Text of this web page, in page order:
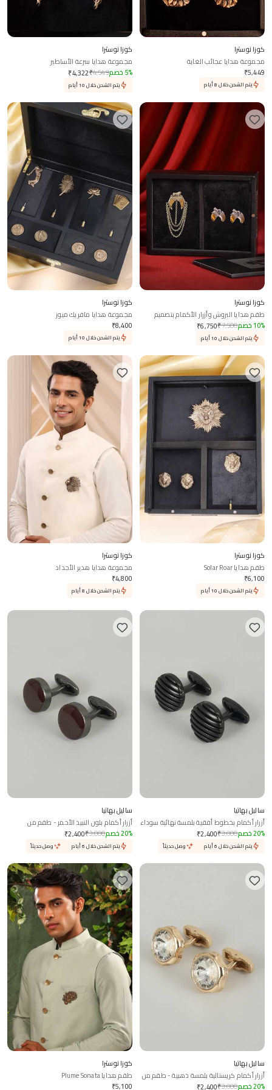
كوزا نوسترا
مجموعة هدايا عجائب الغابة
₹5,449
يتم الشحن خلال 8 أيام
كوزا نوسترا
مجموعة هدايا سرعة الأساطير
₹4,322₹4,549 5% خصم
يتم الشحن خلال 10 أيام
كوزا نوسترا
طقم هدايا البروش وأزرار الأكمام بتصميم
مخلب الأسد
₹6,750₹7,500 10% خصم
يتم الشحن خلال 10 أيام
كوزا نوسترا
مجموعة هدايا مافريك ميوز
₹8,400
يتم الشحن خلال 10 أيام
كوزا نوسترا
طقم هدايا Solar Roar
₹6,100
يتم الشحن خلال 10 أيام
كوزا نوسترا
مجموعة هدايا هدير الأجداد
₹4,800
يتم الشحن خلال 8 أيام
ساليل بهاتيا
أزرار أكمام بخطوط أفقية بلمسة نهائية سوداء
- طقم من قطعتين
₹2,400₹3,000 20% خصم
يتم الشحن خلال 6 أيام وصل حديثاً
ساليل بهاتيا
أزرار أكمام بلون النبيذ الأحمر - طقم من
قطعتين
₹2,400₹3,000 20% خصم
يتم الشحن خلال 6 أيام وصل حديثاً
ساليل بهاتيا
أزرار أكمام كريستالية بلمسة ذهبية - طقم من
2
₹2,400₹3,000 20% خصم
كوزا نوسترا
طقم هدايا Plume Sonata
₹5,100